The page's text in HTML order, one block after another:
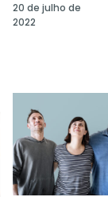
20 de julho de
2022